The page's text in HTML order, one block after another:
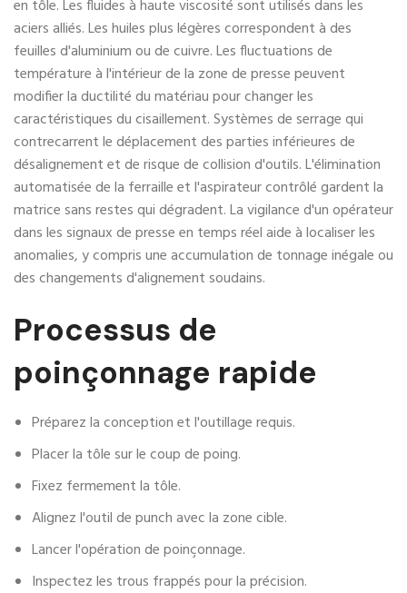
en tôle. Les fluides à haute viscosité sont utilisés dans les
aciers alliés. Les huiles plus légères correspondent à des
feuilles d'aluminium ou de cuivre. Les fluctuations de
température à l'intérieur de la zone de presse peuvent
modifier la ductilité du matériau pour changer les
caractéristiques du cisaillement. Systèmes de serrage qui
contrecarrent le déplacement des parties inférieures de
désalignement et de risque de collision d'outils. L'élimination
automatisée de la ferraille et l'aspirateur contrôlé gardent la
matrice sans restes qui dégradent. La vigilance d'un opérateur
dans les signaux de presse en temps réel aide à localiser les
anomalies, y compris une accumulation de tonnage inégale ou
des changements d'alignement soudains.
Processus de
poinçonnage rapide
Préparez la conception et l'outillage requis.
Placer la tôle sur le coup de poing.
Fixez fermement la tôle.
Alignez l'outil de punch avec la zone cible.
Lancer l'opération de poinçonnage.
Inspectez les trous frappés pour la précision.